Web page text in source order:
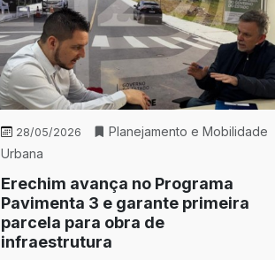
28/05/2026
Planejamento e Mobilidade
Urbana
Erechim avança no Programa
Pavimenta 3 e garante primeira
parcela para obra de
infraestrutura